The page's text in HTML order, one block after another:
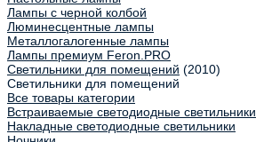
Лампы с черной колбой
Люминесцентные лампы
Металлогалогенные лампы
Лампы премиум Feron.PRO
Светильники для помещений (2010)
Светильники для помещений
Все товары категории
Встраиваемые светодиодные светильники
Накладные светодиодные светильники